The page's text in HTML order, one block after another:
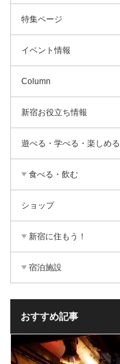
特集ページ
イベント情報
Column
新宿お役立ち情報
遊べる・学べる・楽しめる
食べる・飲む
ショップ
新宿に住もう！
宿泊施設
おすすめ記事